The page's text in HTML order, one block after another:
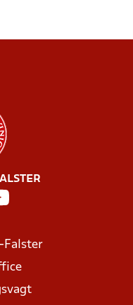
Falster